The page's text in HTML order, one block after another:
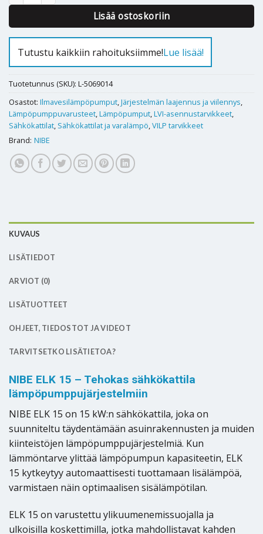
Lisää ostoskoriin
Tutustu kaikkiin rahoituksiimme!Lue lisää!
Tuotetunnus (SKU): L-5069014
Osastot: Ilmavesilämpöpumput,Järjestelmän laajennus ja viilennys,
Lämpöpumppuvarusteet,Lämpöpumput,LVI-asennustarvikkeet,
Sähkökattilat, Sähkökattilat ja varalämpö,VILP tarvikkeet
Brand: NIBE
KUVAUS
LISÄTIEDOT
ARVIOT (0)
LISÄTUOTTEET
OHJEET, TIEDOSTOT JA VIDEOT
TARVITSETKO LISÄTIETOA?
NIBE ELK 15 – Tehokas sähkökattila
lämpöpumppujärjestelmiin
NIBE ELK 15 on 15 kW:n sähkökattila, joka on
suunniteltu täydentämään asuinrakennusten ja muiden
kiinteistöjen lämpöpumppujärjestelmiä. Kun
lämmöntarve ylittää lämpöpumpun kapasiteetin, ELK
15 kytkeytyy automaattisesti tuottamaan lisälämpöä,
varmistaen näin optimaalisen sisälämpötilan.
ELK 15 on varustettu ylikuumenemissuojalla ja
ulkoisilla koskettimilla, jotka mahdollistavat kahden